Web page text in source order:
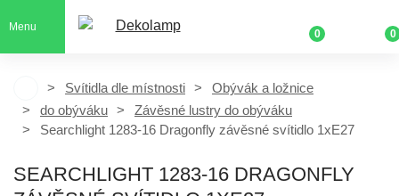
Menu
0 0
Svítidla dle místnosti
Obývák a ložnice
do obýváku
Závěsné lustry do obýváku
Searchlight 1283-16 Dragonfly závěsné svítidlo 1xE27
SEARCHLIGHT 1283-16 DRAGONFLY